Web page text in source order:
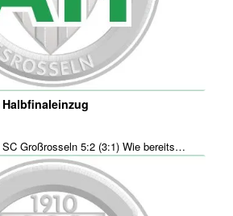
Großrosseln 5:2 (3:1) Wie bereits…